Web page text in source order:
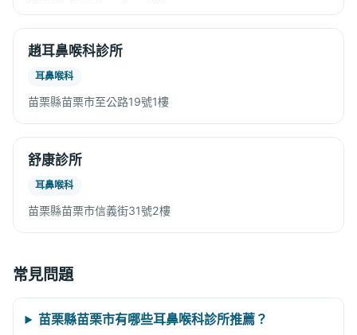
趙耳鼻喉科診所
耳鼻喉科
苗栗縣苗栗市至公路19號1樓
舒康診所
耳鼻喉科
苗栗縣苗栗市信義街31號2樓
常見問題
苗栗縣苗栗市有哪些耳鼻喉科診所推薦？